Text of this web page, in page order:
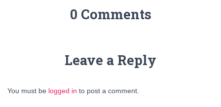
0 Comments
Leave a Reply
You must be logged in to post a comment.